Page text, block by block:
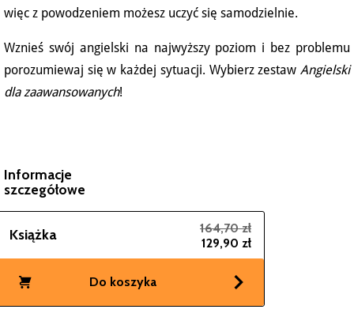
więc z powodzeniem możesz uczyć się samodzielnie.
Wznieś swój angielski na najwyższy poziom i bez problemu
porozumiewaj się w każdej sytuacji. Wybierz zestaw Angielski
dla zaawansowanych!
Informacje
szczegółowe
Książka
164,70 zł
129,90 zł
Do koszyka